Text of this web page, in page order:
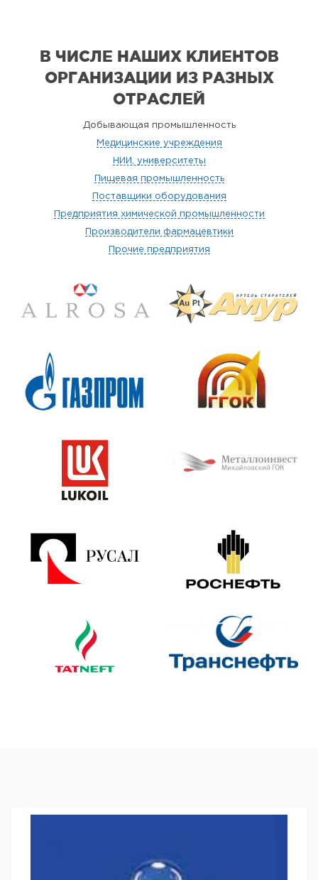
В ЧИСЛЕ НАШИХ КЛИЕНТОВ
ОРГАНИЗАЦИИ ИЗ РАЗНЫХ
ОТРАСЛЕЙ
Добывающая промышленность
Медицинские учреждения
НИИ, университеты
Пищевая промышленность
Поставщики оборудования
Предприятия химической промышленности
Производители фармацевтики
Прочие предприятия